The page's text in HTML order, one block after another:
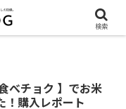
べチョク 】でお米
！購入レポート
検索